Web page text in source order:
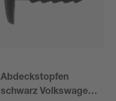
Abdeckstopfen
schwarz Volkswagen